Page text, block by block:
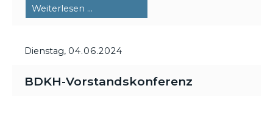
Weiterlesen …
Dienstag, 04.06.2024
BDKH-Vorstandskonferenz